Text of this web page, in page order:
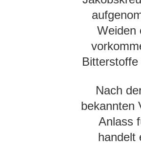
Weiden
Nach
bekannten
Anlass
handelt